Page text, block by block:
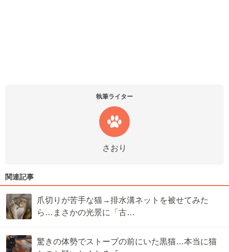
執筆ライター
さおり
関連記事
爪切りが苦手な猫→排水溝ネットを被せてみた
ら…まさかの光景に「古…
驚きの体勢でストーブの前にいた黒猫…本当に猫